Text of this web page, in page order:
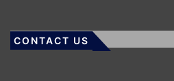
CONTACT US